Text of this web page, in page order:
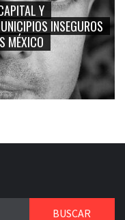
SERGIO MAYER,
CUAUHTÉMOC
Y
CIUDADANA